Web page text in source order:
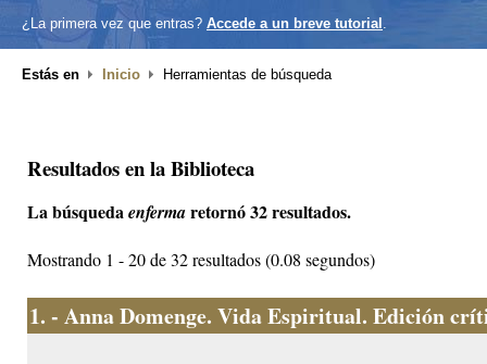
¿La primera vez que entras? Accede a un breve tutorial .
Estás en Inicio Herramientas de búsqueda
Resultados en la Biblioteca
La búsquedaenfermaretornó 32 resultados.
Mostrando 1 - 20 de 32 resultados (0.08 segundos)
1. - Anna Domenge. Vida Espiritual. Edición